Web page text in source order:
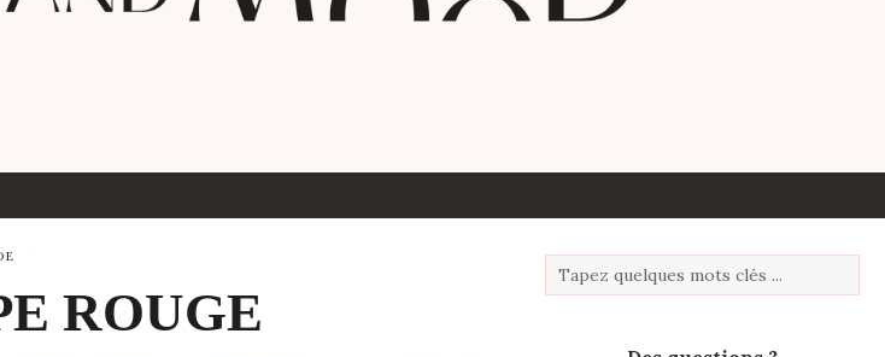
ROUGE